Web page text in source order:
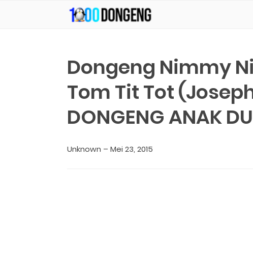
KUMPULAN CERITA ANAK Dan DONGENG ANAK DUNIA
Dongeng Nimmy
Tom Tit Tot
DONGENG ANAK
Unknown – Mei 23, 2015